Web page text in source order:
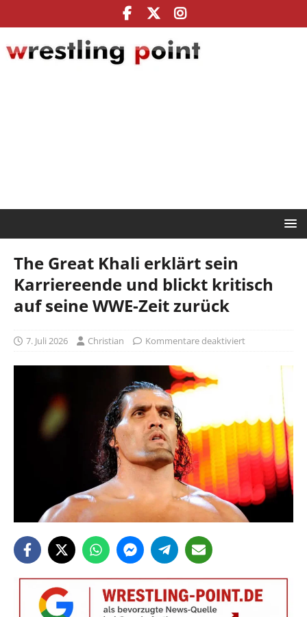
The Great Khali erklärt sein
Karriereende und blickt kritisch
auf seine WWE-Zeit zurück
7. Juli 2026 Christian Kommentare deaktiviert